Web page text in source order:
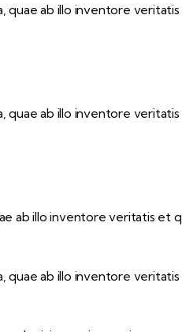
quae ab illo inventore
quae ab illo inventore
ab illo inventore veritatis et
quae ab illo inventore